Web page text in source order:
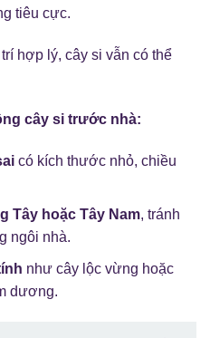
tiêu cực.
hợp lý, cây si vẫn có thể
cây si trước nhà:
có kích thước nhỏ, chiều
Tây hoặc Tây Nam, tránh
ngôi nhà.
như cây lộc vừng hoặc
dương.